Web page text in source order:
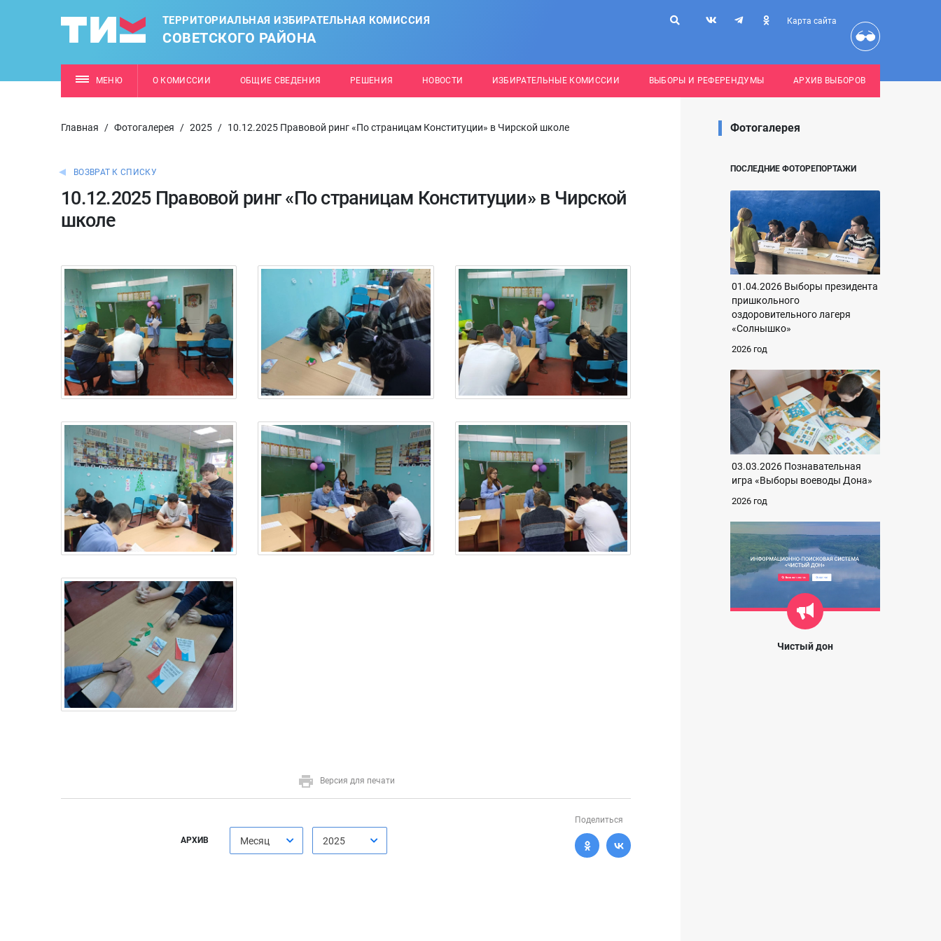
ТЕРРИТОРИАЛЬНАЯ ИЗБИРАТЕЛЬНАЯ КОМИССИЯ
СОВЕТСКОГО РАЙОНА
Карта сайта
МЕНЮ О КОМИССИИ ОБЩИЕ СВЕДЕНИЯ РЕШЕНИЯ НОВОСТИ ИЗБИРАТЕЛЬНЫЕ КОМИССИИ ВЫБОРЫ И РЕФЕРЕНДУМЫ АРХИВ ВЫБОРОВ
Главная / Фотогалерея / 2025 / 10.12.2025 Правовой ринг «По страницам Конституции» в Чирской школе
ВОЗВРАТ К СПИСКУ
10.12.2025 Правовой ринг «По страницам Конституции» в Чирской
школе
Версия для печати
АРХИВ Месяц 2025
Поделиться
Фотогалерея
ПОСЛЕДНИЕ ФОТОРЕПОРТАЖИ
01.04.2026 Выборы президента
пришкольного
оздоровительного лагеря
«Солнышко»
2026 год
03.03.2026 Познавательная
игра «Выборы воеводы Дона»
2026 год
Чистый дон